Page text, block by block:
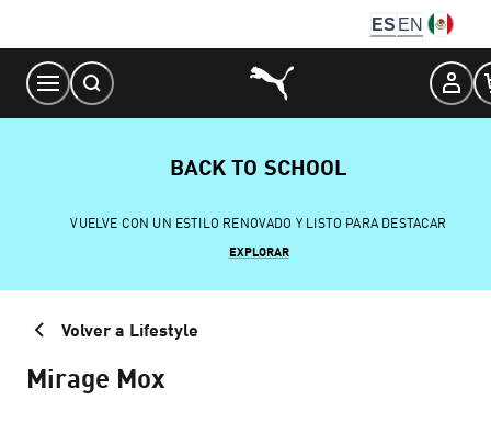
Content
ES EN
BACK TO SCHOOL
VUELVE CON UN ESTILO RENOVADO Y LISTO PARA DESTACAR
EXPLORAR
Volver a Lifestyle
Mirage Mox